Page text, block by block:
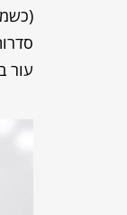
עור